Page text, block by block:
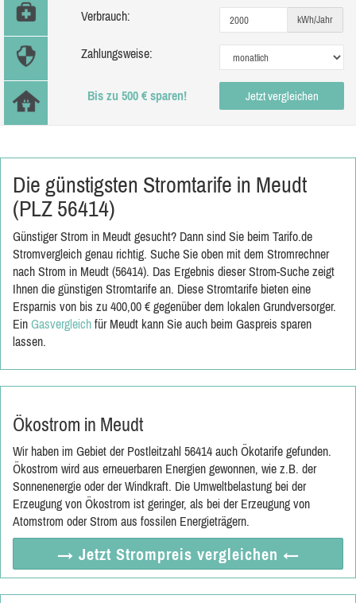
Verbrauch: kWh/Jahr
Zahlungsweise:
Bis zu 500 € sparen! Jetzt vergleichen
Die günstigsten Stromtarife in Meudt
(PLZ 56414)
Günstiger Strom in Meudt gesucht? Dann sind Sie beim Tarifo.de
Stromvergleich genau richtig. Suche Sie oben mit dem Stromrechner
nach Strom in Meudt (56414). Das Ergebnis dieser Strom-Suche zeigt
Ihnen die günstigen Stromtarife an. Diese Stromtarife bieten eine
Ersparnis von bis zu 400,00 € gegenüber dem lokalen Grundversorger.
Ein Gasvergleich für Meudt kann Sie auch beim Gaspreis sparen
lassen.
Ökostrom in Meudt
Wir haben im Gebiet der Postleitzahl 56414 auch Ökotarife gefunden.
Ökostrom wird aus erneuerbaren Energien gewonnen, wie z.B. der
Sonnenenergie oder der Windkraft. Die Umweltbelastung bei der
Erzeugung von Ökostrom ist geringer, als bei der Erzeugung von
Atomstrom oder Strom aus fossilen Energieträgern.
→ Jetzt Strompreis vergleichen ←